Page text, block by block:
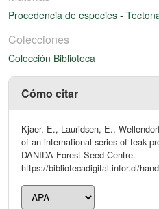
Procedencia de especies -
Colecciones
Colección Biblioteca
Cómo citar
Kjaer, E., Lauridsen, E.,
of an international series of teak
DANIDA Forest Seed Centre.
https://bibliotecadigital.infor.cl/